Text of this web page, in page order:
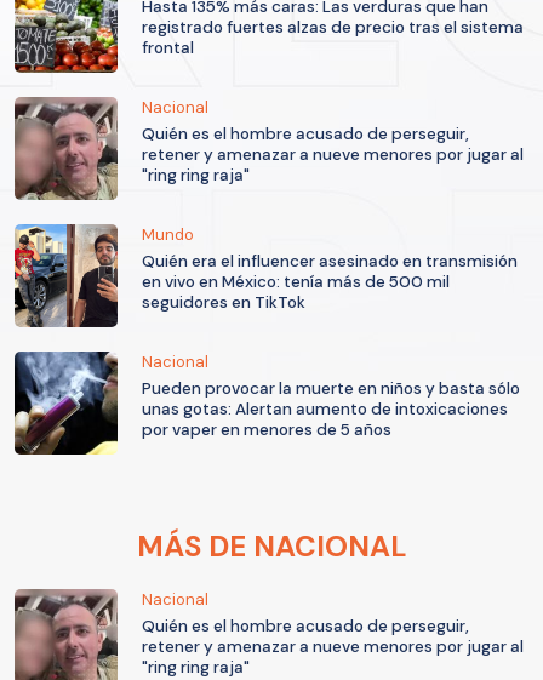
Hasta 135% más caras: Las verduras que han
registrado fuertes alzas de precio tras el sistema
frontal
Nacional
Quién es el hombre acusado de perseguir,
retener y amenazar a nueve menores por jugar al
"ring ring raja"
Mundo
Quién era el influencer asesinado en transmisión
en vivo en México: tenía más de 500 mil
seguidores en TikTok
Nacional
Pueden provocar la muerte en niños y basta sólo
unas gotas: Alertan aumento de intoxicaciones
por vaper en menores de 5 años
MÁS DE NACIONAL
Nacional
Quién es el hombre acusado de perseguir,
retener y amenazar a nueve menores por jugar al
"ring ring raja"